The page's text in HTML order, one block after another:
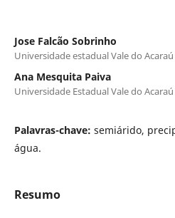
Jose Falcão Sobrinho
Universidade estadual Vale do Acaraú
Ana Mesquita Paiva
Universidade Estadual Vale do Acaraú
Palavras-chave: semiárido,
água.
Resumo